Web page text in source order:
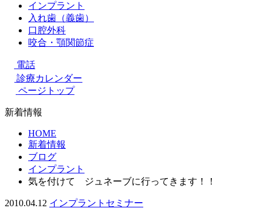
インプラント
入れ歯（義歯）
口腔外科
咬合・顎関節症
電話
診療カレンダー
ページトップ
新着情報
HOME
新着情報
ブログ
インプラント
気を付けて ジュネーブに行ってきます！！
2010.04.12 インプラント セミナー